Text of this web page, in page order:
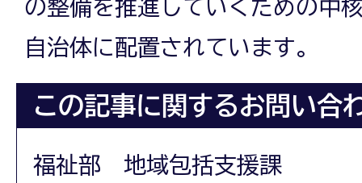
の整備を推進していくための中
自治体に配置されています。
この記事に関するお問い合
福祉部 地域包括支援課